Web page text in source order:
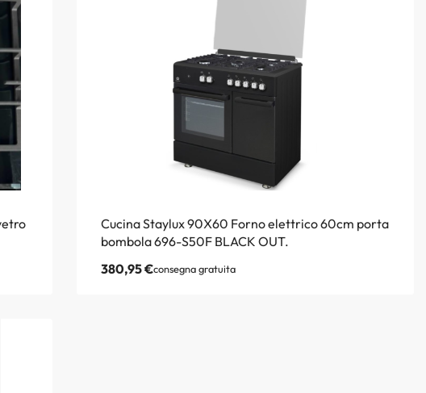
Cucina Staylux 90X60 Forno elettrico 60cm porta
bombola 696-S50F BLACK OUT.
380,95€consegna gratuita